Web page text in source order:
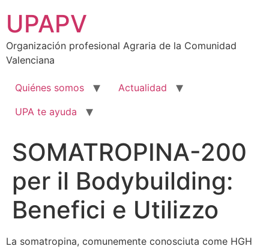
contenido
UPAPV
Organización profesional Agraria de la Comunidad
Valenciana
Quiénes somos
Actualidad
UPA te ayuda
SOMATROPINA-200
per il Bodybuilding:
Benefici e Utilizzo
La somatropina, comunemente conosciuta come HGH